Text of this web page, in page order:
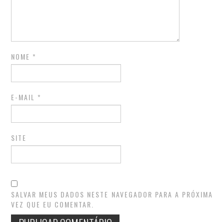
NOME *
E-MAIL *
SITE
SALVAR MEUS DADOS NESTE NAVEGADOR PARA A PRÓXIMA
VEZ QUE EU COMENTAR.